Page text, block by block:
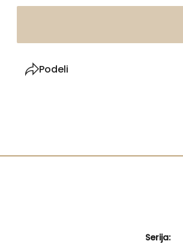
Podeli
Serija: